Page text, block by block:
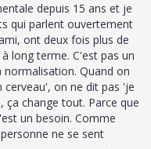
depuis 15 ans et je
qui parlent ouvertement
ont deux fois plus de
long terme. C'est pas un
normalisation. Quand on
on ne dit pas 'je
ça change tout. Parce que
un besoin. Comme
ne se sent